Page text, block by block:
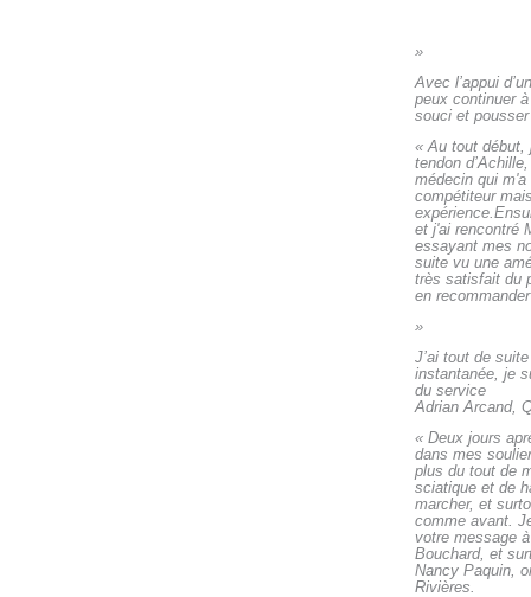
»
Avec l’appui
peux continuer
souci et
«Au tout début,
tendon
médecin qui
compétiteur
et j'ai rencontré
essayant mes
suite vu une
très satisfait du
en
»
J’ai tout de
instantanée, je
du service
Adrian Arcand,
« Deux jours
dans mes
plus du tout de
sciatique et de
marcher, et
comme avant.
votre message
Bouchard, et
Nancy Paquin,
Rivières.